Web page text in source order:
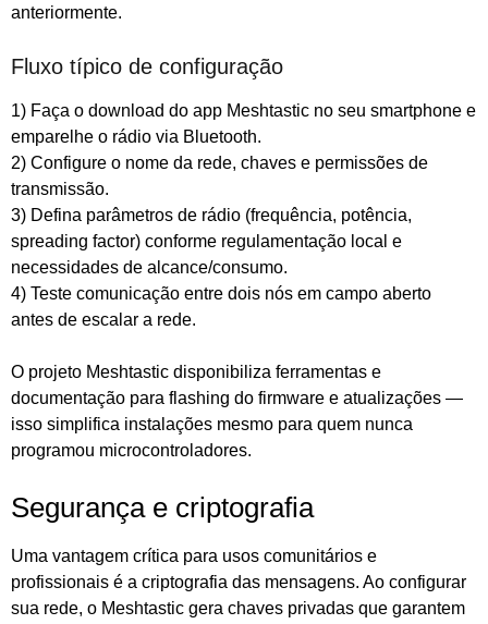
anteriormente.
Fluxo típico de configuração
1) Faça o download do app Meshtastic no seu smartphone e
emparelhe o rádio via Bluetooth.
2) Configure o nome da rede, chaves e permissões de
transmissão.
3) Defina parâmetros de rádio (frequência, potência,
spreading factor) conforme regulamentação local e
necessidades de alcance/consumo.
4) Teste comunicação entre dois nós em campo aberto
antes de escalar a rede.
O projeto Meshtastic disponibiliza ferramentas e
documentação para flashing do firmware e atualizações —
isso simplifica instalações mesmo para quem nunca
programou microcontroladores.
Segurança e criptografia
Uma vantagem crítica para usos comunitários e
profissionais é a criptografia das mensagens. Ao configurar
sua rede, o Meshtastic gera chaves privadas que garantem